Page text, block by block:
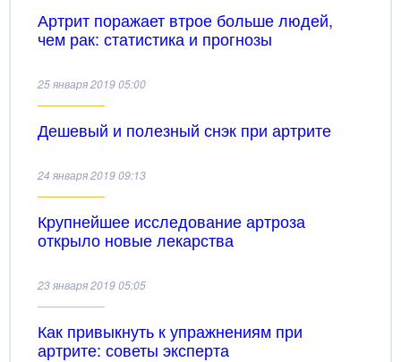
Артрит поражает втрое больше людей,
чем рак: статистика и прогнозы
25 января 2019 05:00
Дешевый и полезный снэк при артрите
24 января 2019 09:13
Крупнейшее исследование артроза
открыло новые лекарства
23 января 2019 05:05
Как привыкнуть к упражнениям при
артрите: советы эксперта